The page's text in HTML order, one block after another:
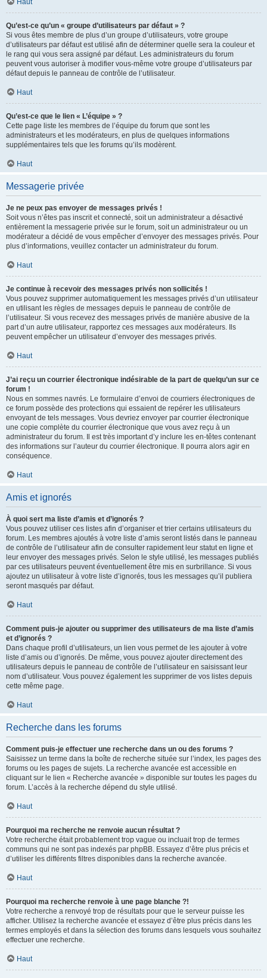
Haut
Qu’est-ce qu’un « groupe d’utilisateurs par défaut » ?
Si vous êtes membre de plus d’un groupe d’utilisateurs, votre groupe
d’utilisateurs par défaut est utilisé afin de déterminer quelle sera la couleur et
le rang qui vous sera assigné par défaut. Les administrateurs du forum
peuvent vous autoriser à modifier vous-même votre groupe d’utilisateurs par
défaut depuis le panneau de contrôle de l’utilisateur.
Haut
Qu’est-ce que le lien « L’équipe » ?
Cette page liste les membres de l’équipe du forum que sont les
administrateurs et les modérateurs, en plus de quelques informations
supplémentaires tels que les forums qu’ils modèrent.
Haut
Messagerie privée
Je ne peux pas envoyer de messages privés !
Soit vous n’êtes pas inscrit et connecté, soit un administrateur a désactivé
entièrement la messagerie privée sur le forum, soit un administrateur ou un
modérateur a décidé de vous empêcher d’envoyer des messages privés. Pour
plus d’informations, veuillez contacter un administrateur du forum.
Haut
Je continue à recevoir des messages privés non sollicités !
Vous pouvez supprimer automatiquement les messages privés d’un utilisateur
en utilisant les règles de messages depuis le panneau de contrôle de
l’utilisateur. Si vous recevez des messages privés de manière abusive de la
part d’un autre utilisateur, rapportez ces messages aux modérateurs. Ils
peuvent empêcher un utilisateur d’envoyer des messages privés.
Haut
J’ai reçu un courrier électronique indésirable de la part de quelqu’un sur ce
forum !
Nous en sommes navrés. Le formulaire d’envoi de courriers électroniques de
ce forum possède des protections qui essaient de repérer les utilisateurs
envoyant de tels messages. Vous devriez envoyer par courrier électronique
une copie complète du courrier électronique que vous avez reçu à un
administrateur du forum. Il est très important d’y inclure les en-têtes contenant
des informations sur l’auteur du courrier électronique. Il pourra alors agir en
conséquence.
Haut
Amis et ignorés
À quoi sert ma liste d’amis et d’ignorés ?
Vous pouvez utiliser ces listes afin d’organiser et trier certains utilisateurs du
forum. Les membres ajoutés à votre liste d’amis seront listés dans le panneau
de contrôle de l’utilisateur afin de consulter rapidement leur statut en ligne et
leur envoyer des messages privés. Selon le style utilisé, les messages publiés
par ces utilisateurs peuvent éventuellement être mis en surbrillance. Si vous
ajoutez un utilisateur à votre liste d’ignorés, tous les messages qu’il publiera
seront masqués par défaut.
Haut
Comment puis-je ajouter ou supprimer des utilisateurs de ma liste d’amis
et d’ignorés ?
Dans chaque profil d’utilisateurs, un lien vous permet de les ajouter à votre
liste d’amis ou d’ignorés. De même, vous pouvez ajouter directement des
utilisateurs depuis le panneau de contrôle de l’utilisateur en saisissant leur
nom d’utilisateur. Vous pouvez également les supprimer de vos listes depuis
cette même page.
Haut
Recherche dans les forums
Comment puis-je effectuer une recherche dans un ou des forums ?
Saisissez un terme dans la boîte de recherche située sur l’index, les pages des
forums ou les pages de sujets. La recherche avancée est accessible en
cliquant sur le lien « Recherche avancée » disponible sur toutes les pages du
forum. L’accès à la recherche dépend du style utilisé.
Haut
Pourquoi ma recherche ne renvoie aucun résultat ?
Votre recherche était probablement trop vague ou incluait trop de termes
communs qui ne sont pas indexés par phpBB. Essayez d’être plus précis et
d’utiliser les différents filtres disponibles dans la recherche avancée.
Haut
Pourquoi ma recherche renvoie à une page blanche ?!
Votre recherche a renvoyé trop de résultats pour que le serveur puisse les
afficher. Utilisez la recherche avancée et essayez d’être plus précis dans les
termes employés et dans la sélection des forums dans lesquels vous souhaitez
effectuer une recherche.
Haut